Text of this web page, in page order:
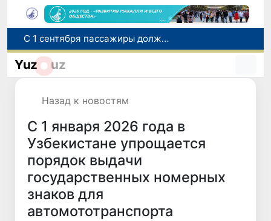
С 1 сентября пассажиры должны будут оплачивать проезд сразу при посадке в автобус
В Сурхандарье пресечена деятельность подпольной группы, планировавшей теракты и выезд в Сирию
Yuz uz
Назад к новостям
С 1 января 2026 года в
Узбекистане упрощается
порядок выдачи
государственных номерных
знаков для
автомототранспорта